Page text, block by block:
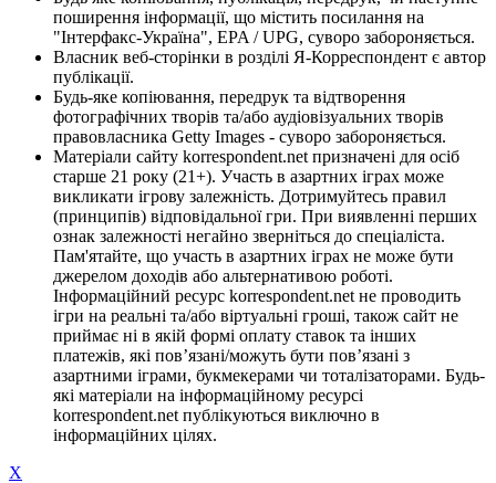
поширення інформації, що містить посилання на
"Інтерфакс-Україна", EPA / UPG, суворо забороняється.
Власник веб-сторінки в розділі Я-Корреспондент є автор
публікації.
Будь-яке копіювання, передрук та відтворення
фотографічних творів та/або аудіовізуальних творів
правовласника Getty Images - суворо забороняється.
Матеріали сайту korrespondent.net призначені для осіб
старше 21 року (21+). Участь в азартних іграх може
викликати ігрову залежність. Дотримуйтесь правил
(принципів) відповідальної гри. При виявленні перших
ознак залежності негайно зверніться до спеціаліста.
Пам'ятайте, що участь в азартних іграх не може бути
джерелом доходів або альтернативою роботі.
Інформаційний ресурс korrespondent.net не проводить
ігри на реальні та/або віртуальні гроші, також сайт не
приймає ні в якій формі оплату ставок та інших
платежів, які пов’язані/можуть бути пов’язані з
азартними іграми, букмекерами чи тоталізаторами. Будь-
які матеріали на інформаційному ресурсі
korrespondent.net публікуються виключно в
інформаційних цілях.
X